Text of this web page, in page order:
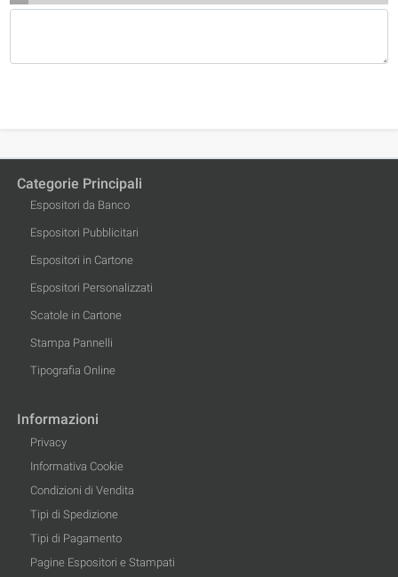
Categorie Principali
Espositori da Banco
Espositori Pubblicitari
Espositori in Cartone
Espositori Personalizzati
Scatole in Cartone
Stampa Pannelli
Tipografia Online
Informazioni
Privacy
Informativa Cookie
Condizioni di Vendita
Tipi di Spedizione
Tipi di Pagamento
Pagine Espositori e Stampati